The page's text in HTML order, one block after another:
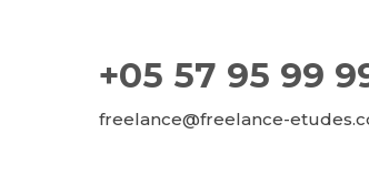
+05 57 95 99
freelance@freelance-